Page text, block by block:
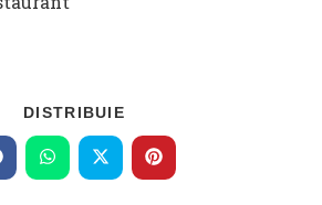
DISTRIBUIE
THIS
CONTENT
Opens
in
Opens
in
Opens
in